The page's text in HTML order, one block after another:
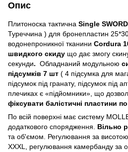
Опис
Плитоноска тактична Single SWORD
Туреччина ) для бронепластин
водонепроникної тканини Cordura
швидкого скиду що дає змогу
секунди. Обладнаний модульною
підсумків 7 шт ( 4 підсумка для
підсумок під гранату, підсумок під
плечиках є «підйомники», що
фіксувати балістичні пластини
По всій поверхні має систему
додаткового спорядження. Вільно
та об'ємом. Регулювання за висотою
XXXL, регулювання камербанду за